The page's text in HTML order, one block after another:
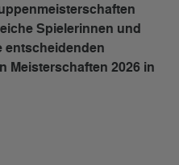
Spielerinnen und
entscheidenden
Meisterschaften 2026 in